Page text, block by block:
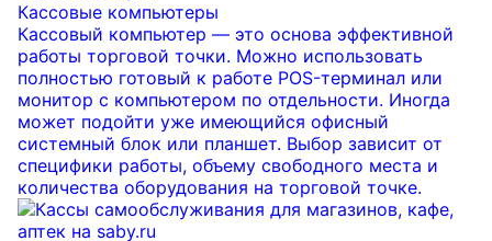
Кассовые компьютеры
Кассовый компьютер — это основа эффективной
работы торговой точки. Можно использовать
полностью готовый к работе POS-терминал или
монитор с компьютером по отдельности. Иногда
может подойти уже имеющийся офисный
системный блок или планшет. Выбор зависит от
специфики работы, объему свободного места и
количества оборудования на торговой точке.